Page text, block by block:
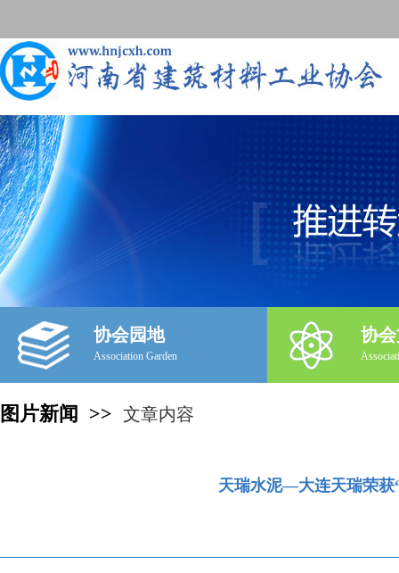
协会园地
Association Garden
协
图片新闻 >> 文章内容
天瑞水泥—大连天瑞荣获